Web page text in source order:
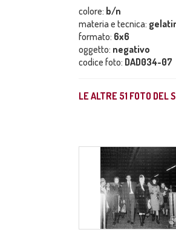
colore: b/n
materia e tecnica:
formato: 6x6
oggetto: negativo
codice foto: DAD034-07
LE ALTRE 51 FOTO DEL